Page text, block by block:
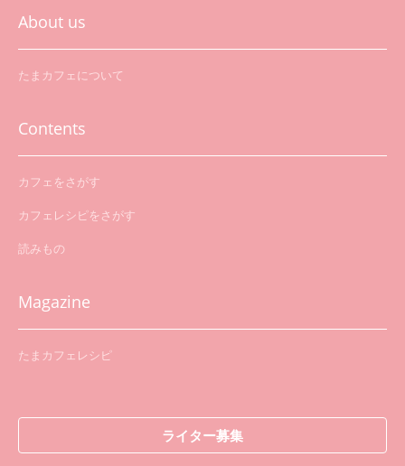
About us
たまカフェについて
Contents
カフェをさがす
カフェレシピをさがす
読みもの
Magazine
たまカフェレシピ
ライター募集